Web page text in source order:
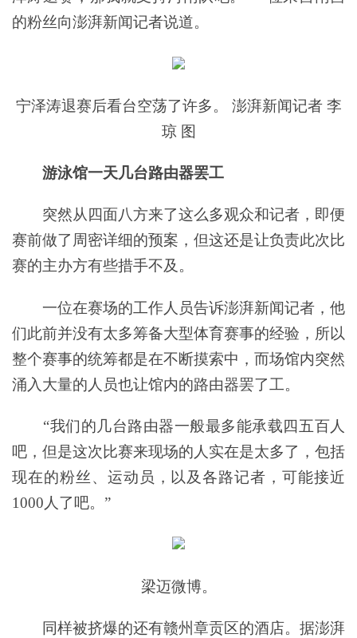
的粉丝向澎湃新闻记者说道。
宁泽涛退赛后看台空荡了许多。 澎湃新闻记者 李
琼 图
游泳馆一天几台路由器罢工
突然从四面八方来了这么多观众和记者，即便
赛前做了周密详细的预案，但这还是让负责此次比
赛的主办方有些措手不及。
一位在赛场的工作人员告诉澎湃新闻记者，他
们此前并没有太多筹备大型体育赛事的经验，所以
整个赛事的统筹都是在不断摸索中，而场馆内突然
涌入大量的人员也让馆内的路由器罢了工。
“我们的几台路由器一般最多能承载四五百人
吧，但是这次比赛来现场的人实在是太多了，包括
现在的粉丝、运动员，以及各路记者，可能接近
1000人了吧。”
梁迈微博。
同样被挤爆的还有赣州章贡区的酒店。据澎湃